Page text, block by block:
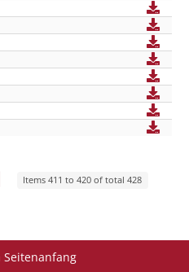
Items 411 to 420 of total 428
Seitenanfang